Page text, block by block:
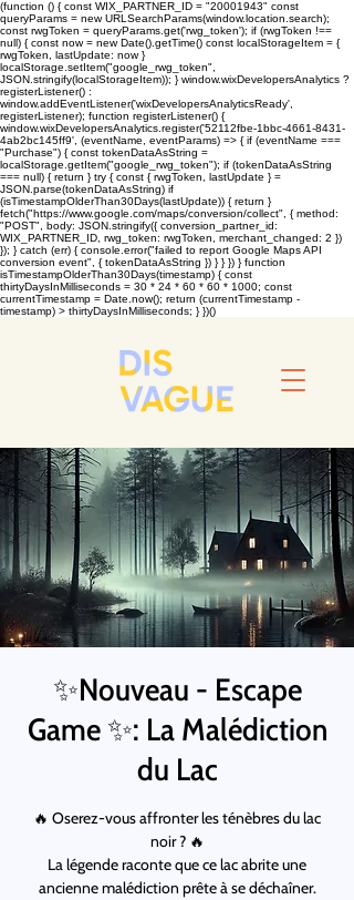
(function () { const WIX_PARTNER_ID = "20001943" const
queryParams = new URLSearchParams(window.location.search);
const rwgToken = queryParams.get('rwg_token'); if (rwgToken !==
null) { const now = new Date().getTime() const localStorageItem = {
rwgToken, lastUpdate: now }
localStorage.setItem("google_rwg_token",
JSON.stringify(localStorageItem)); } window.wixDevelopersAnalytics ?
registerListener() :
window.addEventListener('wixDevelopersAnalyticsReady',
registerListener); function registerListener() {
window.wixDevelopersAnalytics.register('52112fbe-1bbc-4661-8431-
4ab2bc145ff9', (eventName, eventParams) => { if (eventName ===
"Purchase") { const tokenDataAsString =
localStorage.getItem("google_rwg_token"); if (tokenDataAsString
=== null) { return } try { const { rwgToken, lastUpdate } =
JSON.parse(tokenDataAsString) if
(isTimestampOlderThan30Days(lastUpdate)) { return }
fetch("https://www.google.com/maps/conversion/collect", { method:
"POST", body: JSON.stringify({ conversion_partner_id:
WIX_PARTNER_ID, rwg_token: rwgToken, merchant_changed: 2 })
}); } catch (err) { console.error("failed to report Google Maps API
conversion event", { tokenDataAsString }) } } }) } function
isTimestampOlderThan30Days(timestamp) { const
thirtyDaysInMilliseconds = 30 * 24 * 60 * 60 * 1000; const
currentTimestamp = Date.now(); return (currentTimestamp -
timestamp) > thirtyDaysInMilliseconds; } })()
✨Nouveau - Escape
Game ✨: La Malédiction
du Lac
🔥 Oserez-vous affronter les ténèbres du lac
noir ? 🔥
La légende raconte que ce lac abrite une
ancienne malédiction prête à se déchaîner.